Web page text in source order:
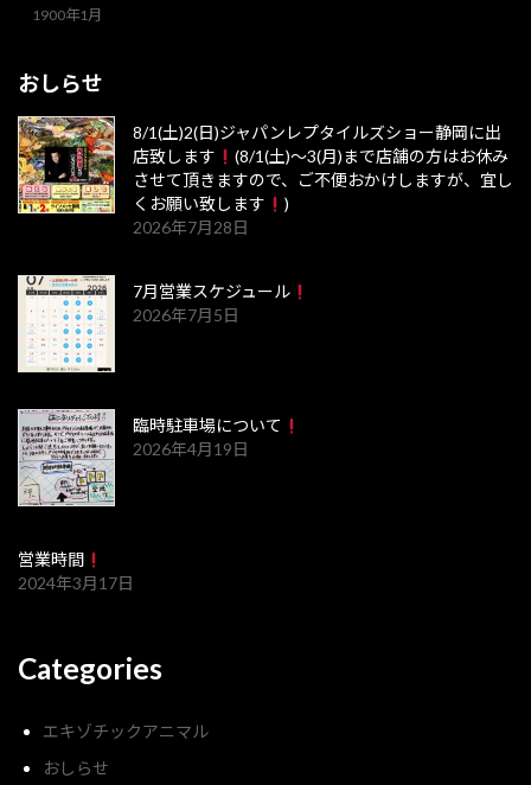
1900年1月
おしらせ
8/1(土)2(日)ジャパンレプタイルズショー静岡に出
店致します
(8/1(土)～3(月)まで店舗の方はお休み
させて頂きますので、ご不便おかけしますが、宜し
くお願い致します
)
2026年7月28日
7月営業スケジュール
2026年7月5日
臨時駐車場について
2026年4月19日
営業時間
2024年3月17日
Categories
エキゾチックアニマル
おしらせ